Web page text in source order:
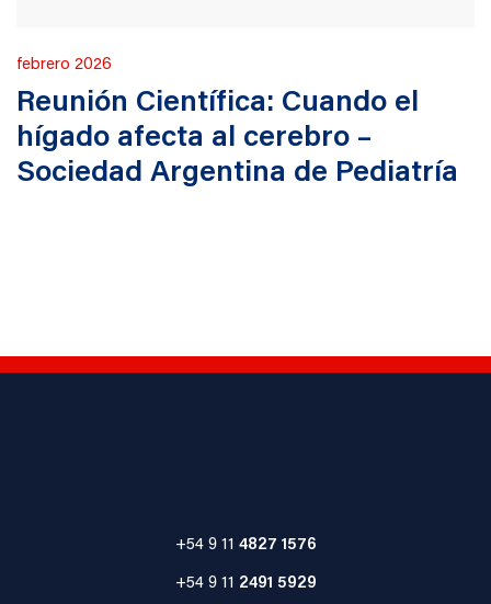
Publicado
en
febrero 2026
Reunión Científica: Cuando el
hígado afecta al cerebro –
Sociedad Argentina de Pediatría
+54 9 11 4827 1576
+54 9 11 2491 5929